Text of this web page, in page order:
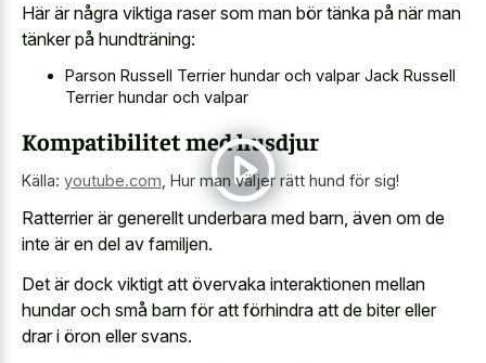
Här är några viktiga raser som man bör tänka på när man
tänker på hundträning:
Parson Russell Terrier hundar och valpar Jack Russell
Terrier hundar och valpar
Kompatibilitet med husdjur
Källa: youtube.com Hur man väljer rätt hund för sig!
Ratterrier är generellt underbara med barn, även om de
inte är en del av familjen.
Det är dock viktigt att övervaka interaktionen mellan
hundar och små barn för att förhindra att de biter eller
drar i öron eller svans.